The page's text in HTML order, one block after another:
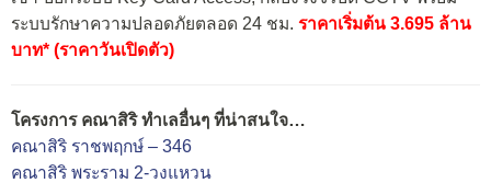
ระบบรักษาความปลอดภัยตลอด 24 ชม. ราคาเริ่มต้น 3.695 ล้าน
บาท* (ราคาวันเปิดตัว)
โครงการ คณาสิริ ทำเลอื่นๆ ที่น่าสนใจ…
คณาสิริ ราชพฤกษ์ – 346
คณาสิริ พระราม 2-วงแหวน